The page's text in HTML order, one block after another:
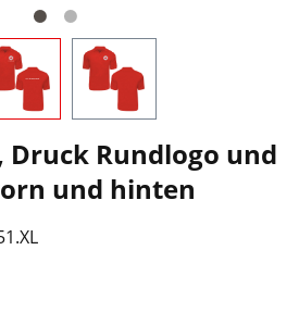
Rundlogo und
und hinten